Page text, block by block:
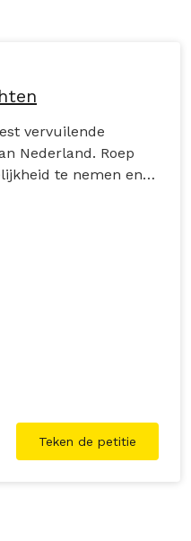
vervuilende
Nederland. Roep
te nemen en
Teken de petitie